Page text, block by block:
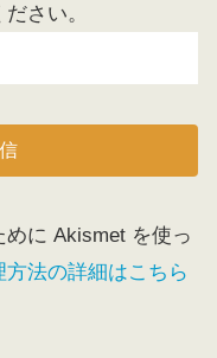
さい。
に Akismet を使っ
法の詳細はこちら